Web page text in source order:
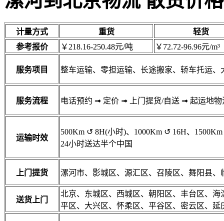
计量方式 重货
轻货
参考报价
￥218.16-250.48元/吨 ￥72.72-96.96元/m³
服务项目 整车运输、零担运输、长途搬家、轿车托运
服务流程 电话预约 ➟ 定价 ➟ 上门提货/自送 ➟ 起运地
运输时效
500Km ↺ 8H(小时)、1000Km ↺ 16H、1500Km
24小时送达半个中国
上门提货 漯河市、影城区、源汇区、召陵区、舞阳县、
送货上门
北京、东城区、西城区、朝阳区、丰台区、
平区、大兴区、怀柔区、平谷区、密云区、